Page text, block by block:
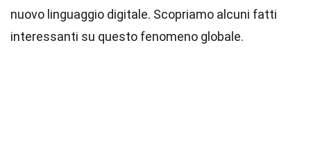
nuovo linguaggio digitale. Scopriamo alcuni fatti
interessanti su questo fenomeno globale.